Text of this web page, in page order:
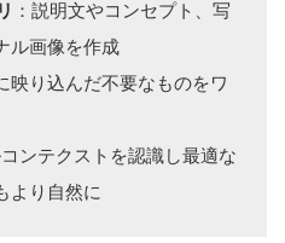
：説明文やコンセプト、写
ル画像を作成
映り込んだ不要なものをワ
ンテクストを認識し最適な
より自然に